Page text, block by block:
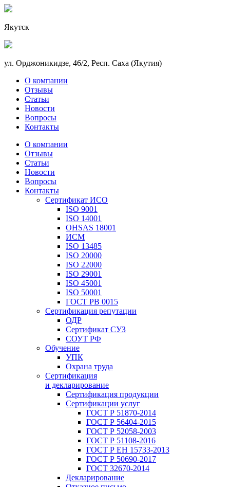
Якутск
ул. Орджоникидзе, 46/2, Респ. Саха (Якутия)
О компании
Отзывы
Статьи
Новости
Вопросы
Контакты
О компании
Отзывы
Статьи
Новости
Вопросы
Контакты
Сертификат ИСО
ISO 9001
ISO 14001
OHSAS 18001
ИСМ
ISO 13485
ISO 20000
ISO 22000
ISO 29001
ISO 45001
ISO 50001
ГОСТ РВ 0015
Сертификация репутации
ОДР
Сертификат СУЗ
СОУТ РФ
Обучение
УПК
Охрана труда
Сертификация
и декларирование
Сертификация продукции
Сертификации услуг
ГОСТ Р 51870-2014
ГОСТ Р 56404-2015
ГОСТ Р 52058-2003
ГОСТ Р 51108-2016
ГОСТ Р ЕН 15733-2013
ГОСТ Р 50690-2017
ГОСТ 32670-2014
Декларирование